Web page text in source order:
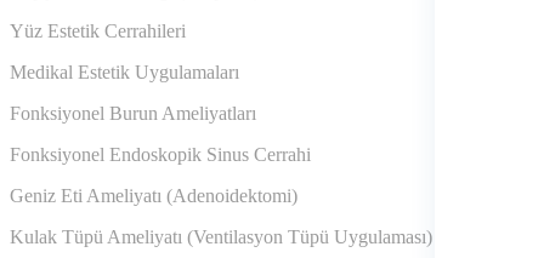
Yüz Estetik Cerrahileri
Medikal Estetik Uygulamaları
Fonksiyonel Burun Ameliyatları
Fonksiyonel Endoskopik Sinus Cerrahi
Geniz Eti Ameliyatı (Adenoidektomi)
Kulak Tüpü Ameliyatı (Ventilasyon Tüpü Uygulaması)